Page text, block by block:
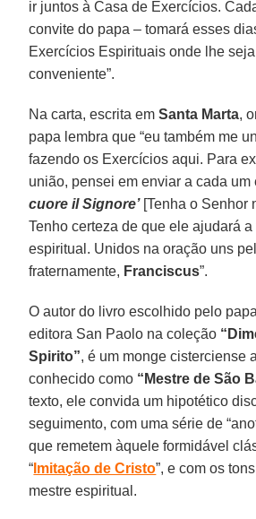
ir juntos à Casa de Exercícios.
convite do papa – tomará esses
Exercícios Espirituais onde lhe
conveniente”.
Na carta, escrita emSanta Marta,
papa lembra que “eu também me
fazendo os Exercícios aqui. Para
união, pensei em enviar a cada um
cuore il Signore’ [Tenha o Senhor
Tenho certeza de que ele ajudará
espiritual. Unidos na oração uns
fraternamente, Franciscus”.
O autor do livro escolhido pelo
editora San Paolo na coleção
Spirito”, é um monge cisterciense
conhecido como “Mestre de São
texto, ele convida um hipotético
seguimento, com uma série de
que remetem àquele formidável
“ Imitação de Cristo”, e com os
mestre espiritual.